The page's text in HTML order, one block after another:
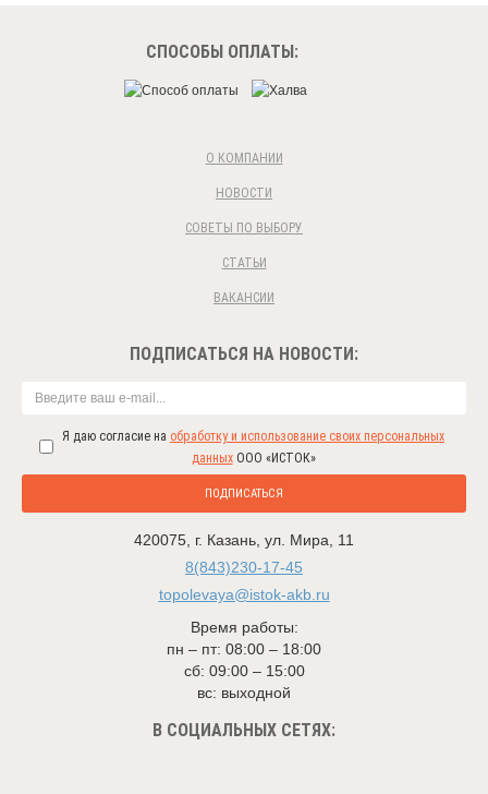
СПОСОБЫ ОПЛАТЫ:
О КОМПАНИИ
НОВОСТИ
СОВЕТЫ ПО ВЫБОРУ
СТАТЬИ
ВАКАНСИИ
ПОДПИСАТЬСЯ НА НОВОСТИ:
Я даю согласие на обработку и использование своих персональных
данныхООО «ИСТОК»
ПОДПИСАТЬСЯ
420075 г. Казань ул. Мира, 11
8(843)230-17-45
topolevaya@istok-akb.ru
Время работы:
пн – пт: 08:00 – 18:00
сб: 09:00 – 15:00
вс: выходной
В СОЦИАЛЬНЫХ СЕТЯХ: